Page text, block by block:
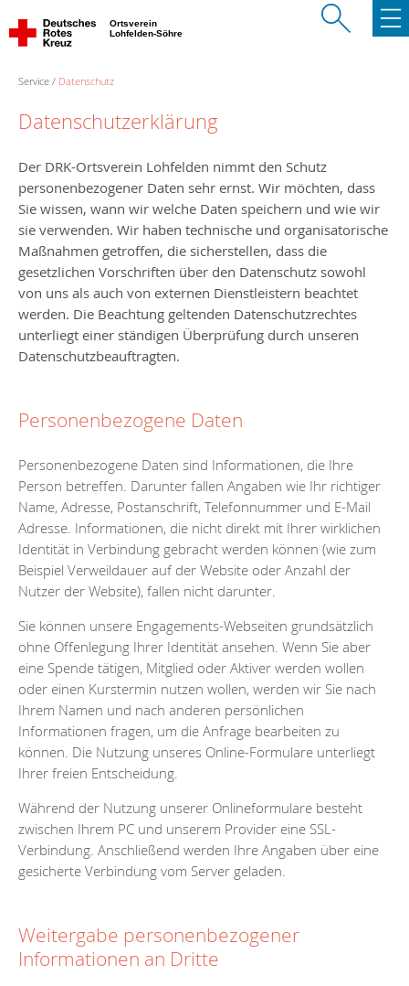
Ortsverein
Lohfelden-Söhre
Service Datenschutz
Datenschutzerklärung
Der DRK-Ortsverein Lohfelden nimmt den Schutz
personenbezogener Daten sehr ernst. Wir möchten, dass
Sie wissen, wann wir welche Daten speichern und wie wir
sie verwenden. Wir haben technische und organisatorische
Maßnahmen getroffen, die sicherstellen, dass die
gesetzlichen Vorschriften über den Datenschutz sowohl
von uns als auch von externen Dienstleistern beachtet
werden. Die Beachtung geltenden Datenschutzrechtes
unterliegt einer ständigen Überprüfung durch unseren
Datenschutzbeauftragten.
Personenbezogene Daten
Personenbezogene Daten sind Informationen, die Ihre
Person betreffen. Darunter fallen Angaben wie Ihr richtiger
Name, Adresse, Postanschrift, Telefonnummer und E-Mail
Adresse. Informationen, die nicht direkt mit Ihrer wirklichen
Identität in Verbindung gebracht werden können (wie zum
Beispiel Verweildauer auf der Website oder Anzahl der
Nutzer der Website), fallen nicht darunter.
Sie können unsere Engagements-Webseiten grundsätzlich
ohne Offenlegung Ihrer Identität ansehen. Wenn Sie aber
eine Spende tätigen, Mitglied oder Aktiver werden wollen
oder einen Kurstermin nutzen wollen, werden wir Sie nach
Ihrem Namen und nach anderen persönlichen
Informationen fragen, um die Anfrage bearbeiten zu
können. Die Nutzung unseres Online-Formulare unterliegt
Ihrer freien Entscheidung.
Während der Nutzung unserer Onlineformulare besteht
zwischen Ihrem PC und unserem Provider eine SSL-
Verbindung. Anschließend werden Ihre Angaben über eine
gesicherte Verbindung vom Server geladen.
Weitergabe personenbezogener
Informationen an Dritte